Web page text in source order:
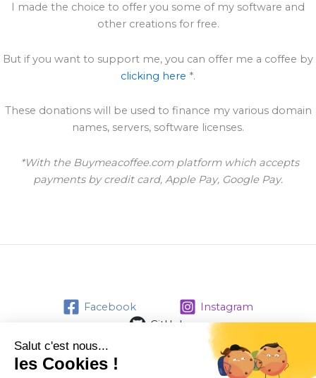
I made the choice to offer you some of my software and
other creations for free.
But if you want to support me, you can offer me a coffee by
clicking here *.
These donations will be used to finance my various domain
names, servers, software licenses.
*With the Buymeacoffee.com platform which accepts
payments by credit card, Apple Pay, Google Pay.
Facebook
Instagram
GitHub